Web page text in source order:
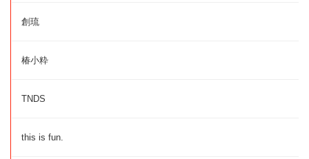
創琉
椿小粋
TNDS
this is fun.